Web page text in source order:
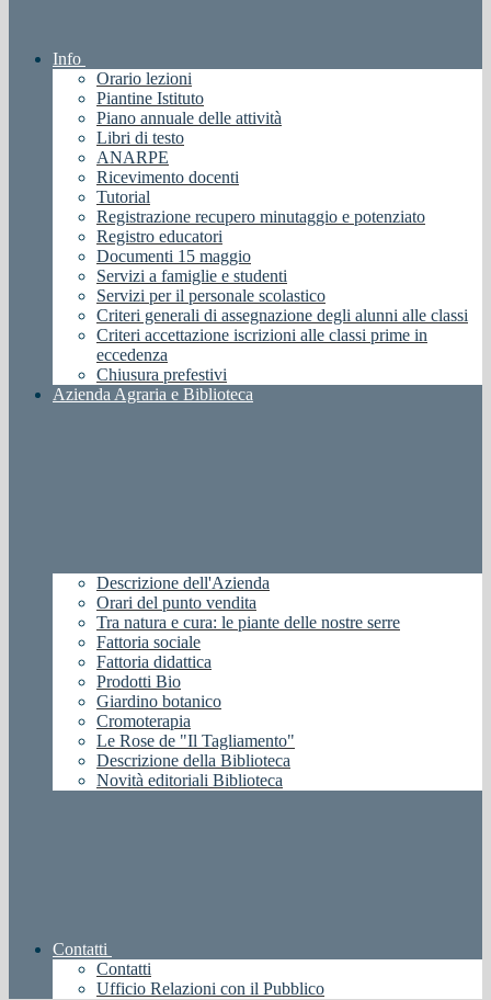
Info
Orario lezioni
Piantine Istituto
Piano annuale delle attività
Libri di testo
ANARPE
Ricevimento docenti
Tutorial
Registrazione recupero minutaggio e potenziato
Registro educatori
Documenti 15 maggio
Servizi a famiglie e studenti
Servizi per il personale scolastico
Criteri generali di assegnazione degli alunni alle classi
Criteri accettazione iscrizioni alle classi prime in
eccedenza
Chiusura prefestivi
Azienda Agraria e Biblioteca
Descrizione dell'Azienda
Orari del punto vendita
Tra natura e cura: le piante delle nostre serre
Fattoria sociale
Fattoria didattica
Prodotti Bio
Giardino botanico
Cromoterapia
Le Rose de "Il Tagliamento"
Descrizione della Biblioteca
Novità editoriali Biblioteca
Contatti
Contatti
Ufficio Relazioni con il Pubblico